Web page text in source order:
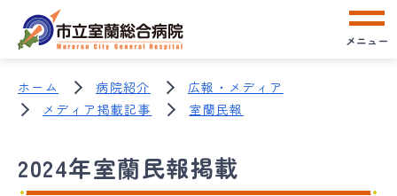
メニュー
ホーム 病院紹介
広報・メディア
メディア掲載記事
室蘭民報
2024年室蘭民報掲載